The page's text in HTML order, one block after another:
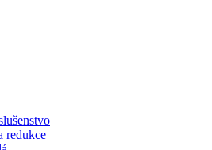
redukce